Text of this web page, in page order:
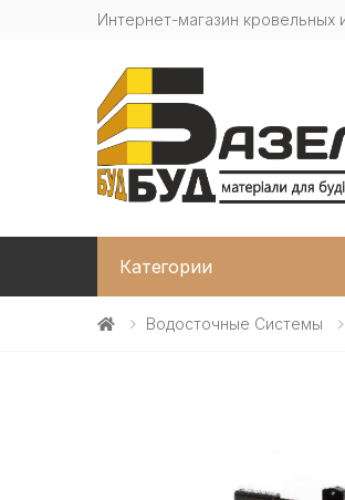
Интернет-магазин кровельных
Категории
Водосточные Системы